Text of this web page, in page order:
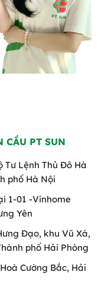
CẦU PT SUN
Tư Lệnh Thủ Đô Hà
phố Hà Nội
1-01 -Vinhome
Yên
Đạo, khu Vũ Xá,
phố Hải Phòng
Cường Bắc, Hải